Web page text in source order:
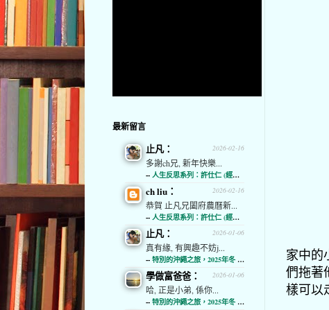
家中的
們拖著
樣可以
最新留言
2026-02-16
止凡：
多謝ch兄, 新年快樂...
-- 人生反思系列：許仕仁 (經濟通)
2026-02-16
ch liu：
恭賀 止凡兄闔府農曆新...
-- 人生反思系列：許仕仁 (經濟通)
2026-01-06
止凡：
真有緣, 有興趣不妨j...
-- 特別的沖繩之旅，2025年冬 (經濟通)
2026-01-06
學做富爸爸：
哈, 正是小弟, 係你...
-- 特別的沖繩之旅，2025年冬 (經濟通)